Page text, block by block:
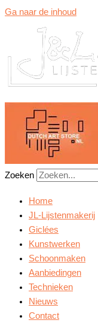
Ga naar de inhoud
Zoeken
Home
JL-Lijstenmakerij
Giclées
Kunstwerken
Schoonmaken
Aanbiedingen
Technieken
Nieuws
Contact